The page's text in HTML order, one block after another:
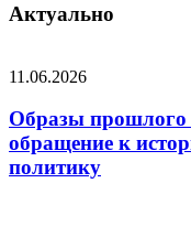
Актуально
11.06.2026
Образы прошлого
обращение к
политику